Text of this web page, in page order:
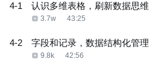
4-1 认识多维表格，刷新数据思维
3.7w 43:25
4-2 字段和记录，数据结构化管理
9.8k 42:56